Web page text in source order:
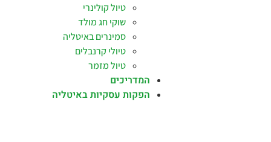
טיול קולינרי
שוקי חג מולד
סמינרים באיטליה
טיולי קרנבלים
טיול מזמר
המדריכים
הפקות עסקיות באיטליה